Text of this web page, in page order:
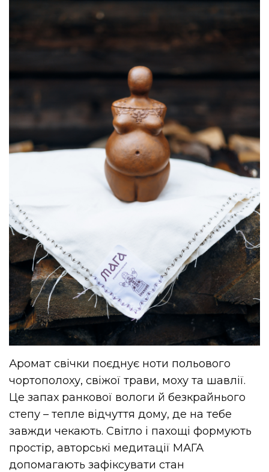
Аромат свічки поєднує ноти польового
чортополоху, свіжої трави, моху та шавлії.
Це запах ранкової вологи й безкрайнього
степу – тепле відчуття дому, де на тебе
завжди чекають. Світло і пахощі формують
простір, авторські медитації МАГА
допомагають зафіксувати стан